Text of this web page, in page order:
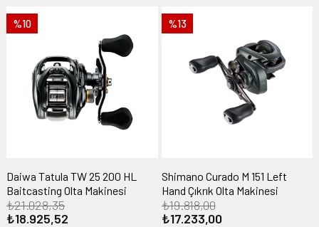
Daiwa Tatula TW 25 200 HL
Baitcasting Olta Makinesi
₺18.925,52
₺21.028,35
%10
Shimano Curado M 151 Left
Hand Çıkrık Olta Makinesi
₺17.233,00
₺19.818,00
%13